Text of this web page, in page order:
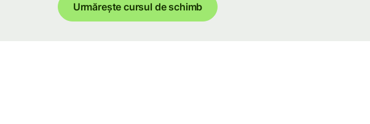
Urmărește cursul de schimb